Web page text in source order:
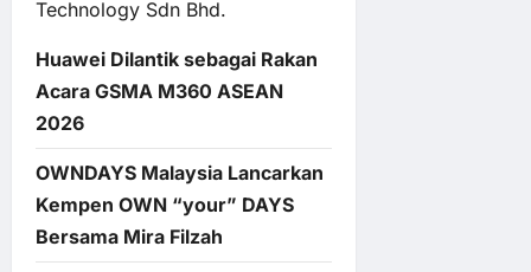
Technology Sdn Bhd.
Huawei Dilantik sebagai Rakan
Acara GSMA M360 ASEAN
2026
OWNDAYS Malaysia Lancarkan
Kempen OWN “your” DAYS
Bersama Mira Filzah